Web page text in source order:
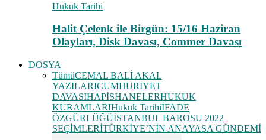
Hukuk Tarihi
Halit Çelenk ile Birgün: 15/16 Haziran
Olayları, Disk Davası, Commer Davası
DOSYA
TümüCEMAL BALİ AKAL
YAZILARICUMHURİYET
DAVASIHAPİSHANELERHUKUK
KURAMLARIHukuk TarihiİFADE
ÖZGÜRLÜĞÜİSTANBUL BAROSU 2022
SEÇİMLERİTÜRKİYE’NİN ANAYASA GÜNDEMİ